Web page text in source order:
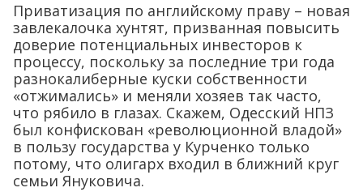
Приватизация по английскому праву – новая
завлекалочка хунтят, призванная повысить
доверие потенциальных инвесторов к
процессу, поскольку за последние три года
разнокалиберные куски собственности
«отжимались» и меняли хозяев так часто,
что рябило в глазах. Скажем, Одесский НПЗ
был конфискован «революционной владой»
в пользу государства у Курченко только
потому, что олигарх входил в ближний круг
семьи Януковича.